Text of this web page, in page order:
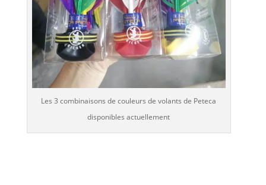
Les 3 combinaisons de couleurs de volants de Peteca
disponibles actuellement